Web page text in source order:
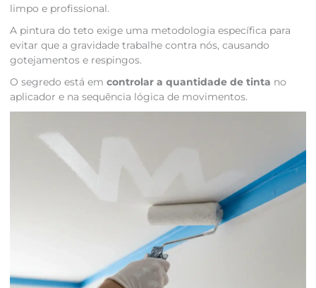
limpo e profissional.
A pintura do teto exige uma metodologia específica para
evitar que a gravidade trabalhe contra nós, causando
gotejamentos e respingos.
O segredo está em controlar a quantidade de tinta no
aplicador e na sequência lógica de movimentos.